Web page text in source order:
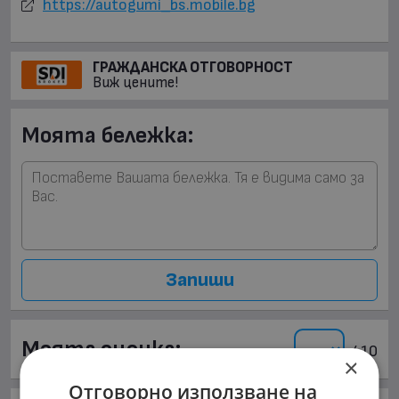
https://autogumi_bs.mobile.bg
ГРАЖДАНСКА ОТГОВОРНОСТ
Виж цените!
Моята бележка:
Запиши
Моята оценка: / 10
×
Отговорно използване на